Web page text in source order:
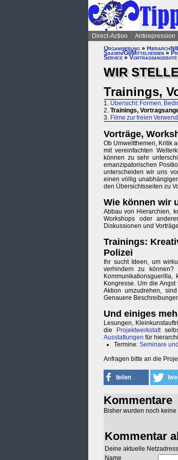
Direct-Action Antirepression
Organisierung »
Saasen/GI/Mittelhessen »
Service » Vortragsangebote
WIR
Trainings,
1. Übersicht: Formen,
2. Trainings,
3. Filme zur freien
Vorträge,
Ob Umweltthemen, Kritik
mit vereinfachten
können zu sehr
emanzipatorischen
unterscheiden wir uns
einen völlig
den Übersichtsseiten zu
Wie können wir
Abbau von Hierarchien,
Workshops oder
Diskussionen und
Trainings:
Polizei
Ihr sucht Ideen, um
verhindern zu
Kongresse. Um die
Aktion umzudrehen,
Genauere
Und einiges
Lesungen,
die
Projektwerkstatt
Ausstattungen für
Termine: Seminare
Anfragen bitte an die
Kommentare
Bisher wurden noch
Kommentar
Deine aktuelle
Name